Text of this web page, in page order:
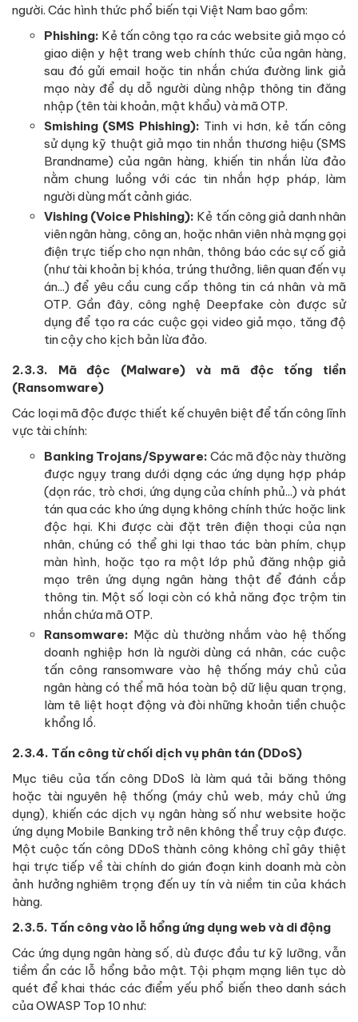
người. Các hình thức phổ biến tại Việt Nam bao gồm:
Phishing: Kẻ tấn công tạo ra các website giả mạo có
giao diện y hệt trang web chính thức của ngân hàng,
sau đó gửi email hoặc tin nhắn chứa đường link giả
mạo này để dụ dỗ người dùng nhập thông tin đăng
nhập (tên tài khoản, mật khẩu) và mã OTP.
Smishing (SMS Phishing): Tinh vi hơn, kẻ tấn công
sử dụng kỹ thuật giả mạo tin nhắn thương hiệu (SMS
Brandname) của ngân hàng, khiến tin nhắn lừa đảo
nằm chung luồng với các tin nhắn hợp pháp, làm
người dùng mất cảnh giác.
Vishing (Voice Phishing): Kẻ tấn công giả danh nhân
viên ngân hàng, công an, hoặc nhân viên nhà mạng gọi
điện trực tiếp cho nạn nhân, thông báo các sự cố giả
(như tài khoản bị khóa, trúng thưởng, liên quan đến vụ
án...) để yêu cầu cung cấp thông tin cá nhân và mã
OTP. Gần đây, công nghệ Deepfake còn được sử
dụng để tạo ra các cuộc gọi video giả mạo, tăng độ
tin cậy cho kịch bản lừa đảo.
2.3.3. Mã độc (Malware) và mã độc tống tiền
(Ransomware)
Các loại mã độc được thiết kế chuyên biệt để tấn công lĩnh
vực tài chính:
Banking Trojans/Spyware: Các mã độc này thường
được ngụy trang dưới dạng các ứng dụng hợp pháp
(dọn rác, trò chơi, ứng dụng của chính phủ...) và phát
tán qua các kho ứng dụng không chính thức hoặc link
độc hại. Khi được cài đặt trên điện thoại của nạn
nhân, chúng có thể ghi lại thao tác bàn phím, chụp
màn hình, hoặc tạo ra một lớp phủ đăng nhập giả
mạo trên ứng dụng ngân hàng thật để đánh cắp
thông tin. Một số loại còn có khả năng đọc trộm tin
nhắn chứa mã OTP.
Ransomware: Mặc dù thường nhắm vào hệ thống
doanh nghiệp hơn là người dùng cá nhân, các cuộc
tấn công ransomware vào hệ thống máy chủ của
ngân hàng có thể mã hóa toàn bộ dữ liệu quan trọng,
làm tê liệt hoạt động và đòi những khoản tiền chuộc
khổng lồ.
2.3.4. Tấn công từ chối dịch vụ phân tán (DDoS)
Mục tiêu của tấn công DDoS là làm quá tải băng thông
hoặc tài nguyên hệ thống (máy chủ web, máy chủ ứng
dụng), khiến các dịch vụ ngân hàng số như website hoặc
ứng dụng Mobile Banking trở nên không thể truy cập được.
Một cuộc tấn công DDoS thành công không chỉ gây thiệt
hại trực tiếp về tài chính do gián đoạn kinh doanh mà còn
ảnh hưởng nghiêm trọng đến uy tín và niềm tin của khách
hàng.
2.3.5. Tấn công vào lỗ hổng ứng dụng web và di động
Các ứng dụng ngân hàng số, dù được đầu tư kỹ lưỡng, vẫn
tiềm ẩn các lỗ hổng bảo mật. Tội phạm mạng liên tục dò
quét để khai thác các điểm yếu phổ biến theo danh sách
của OWASP Top 10 như: